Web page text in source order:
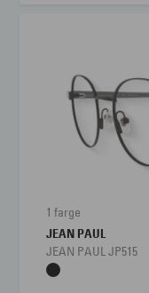
1 farge
JEAN PAUL
JEAN PAUL JP515